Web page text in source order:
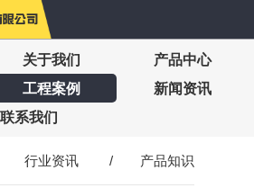
关于我们
产品中心
工程案例
新闻资讯
联系我们
行业资讯 / 产品知识